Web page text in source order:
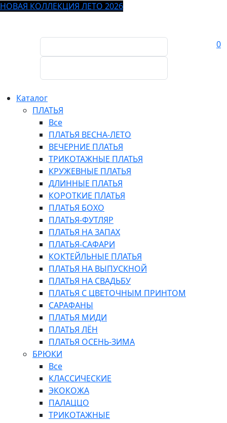
НОВАЯ КОЛЛЕКЦИЯ ЛЕТО 2026
0
Каталог
ПЛАТЬЯ
Все
ПЛАТЬЯ ВЕСНА-ЛЕТО
ВЕЧЕРНИЕ ПЛАТЬЯ
ТРИКОТАЖНЫЕ ПЛАТЬЯ
КРУЖЕВНЫЕ ПЛАТЬЯ
ДЛИННЫЕ ПЛАТЬЯ
КОРОТКИЕ ПЛАТЬЯ
ПЛАТЬЯ БОХО
ПЛАТЬЯ-ФУТЛЯР
ПЛАТЬЯ НА ЗАПАХ
ПЛАТЬЯ-САФАРИ
КОКТЕЙЛЬНЫЕ ПЛАТЬЯ
ПЛАТЬЯ НА ВЫПУСКНОЙ
ПЛАТЬЯ НА СВАДЬБУ
ПЛАТЬЯ С ЦВЕТОЧНЫМ ПРИНТОМ
САРАФАНЫ
ПЛАТЬЯ МИДИ
ПЛАТЬЯ ЛЁН
ПЛАТЬЯ ОСЕНЬ-ЗИМА
БРЮКИ
Все
КЛАССИЧЕСКИЕ
ЭКОКОЖА
ПАЛАЦЦО
ТРИКОТАЖНЫЕ